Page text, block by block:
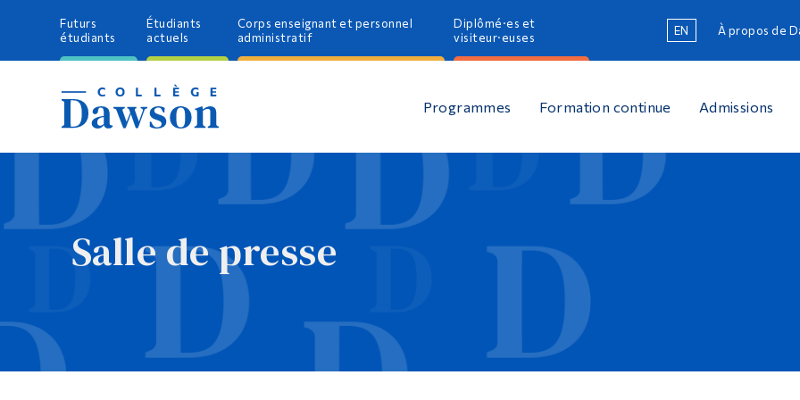
Futurs
étudiants
Étudiants
actuels
Corps enseignant et personnel
administratif
Diplômé·es et
visiteur·euses
EN À propos de
Programmes Formation continue Admissions
Salle de presse